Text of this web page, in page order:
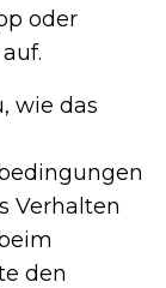
oder
wie das
Verhalten
den